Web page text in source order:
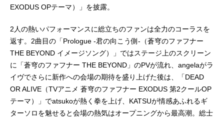
EXODUS OPテーマ）」を披露。
2人の熱いパフォーマンスに総立ちのファンは全力のコーラスを
返す。2曲目の「Prologue -君の向こう側-（蒼穹のファフナー
THE BEYOND イメージソング）」ではステージ上のスクリーン
に「蒼穹のファフナー THE BEYOND」のPVが流れ、angelaがラ
イヴでさらに新作への会場の期待を盛り上げた後は、「DEAD
OR ALIVE（TVアニメ 蒼穹のファフナー EXODUS 第2クールOP
テーマ）」でatsukoが熱く拳を上げ、KATSUが情感あふれるギ
ターソロを魅せると会場の熱気はオープニングから最高潮。総士